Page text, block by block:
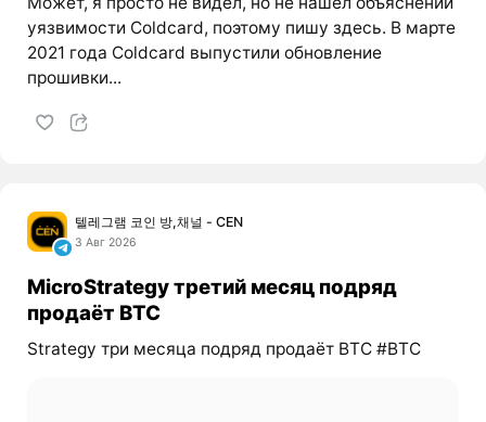
уязвимости Coldcard, поэтому пишу здесь. В марте
2021 года Coldcard выпустили обновление
прошивки...
텔레그램 코인 방,채널 - CEN
3 Авг 2026
MicroStrategy третий месяц подряд
продаёт BTC
Strategy три месяца подряд продаёт BTC #BTC